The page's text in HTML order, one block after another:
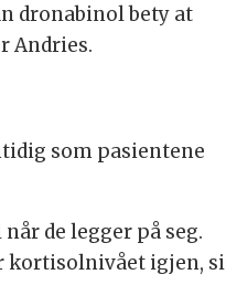
dronabinol bety at
Andries.
som pasientene
de legger på seg.
kortisolnivået igjen,